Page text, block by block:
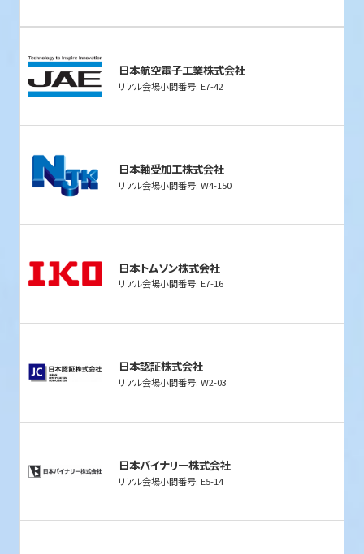
日本航空電子工業株式会社
リアル会場小間番号: E7-42
日本軸受加工株式会社
リアル会場小間番号: W4-150
日本トムソン株式会社
リアル会場小間番号: E7-16
日本認証株式会社
リアル会場小間番号: W2-03
日本バイナリー株式会社
リアル会場小間番号: E5-14